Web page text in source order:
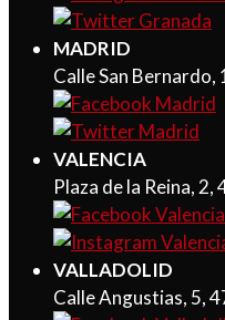
MADRID
Calle San
VALENCIA
Plaza de la Reina, 2,
VALLADOLID
Calle Angustias, 5,